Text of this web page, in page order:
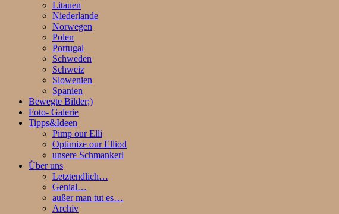
Litauen
Niederlande
Norwegen
Polen
Portugal
Schweden
Schweiz
Slowenien
Spanien
Bewegte Bilder;)
Foto- Galerie
Tipps&Ideen
Pimp our Elli
Optimize our Elliod
unsere Schmankerl
Über uns
Letztendlich…
Genial…
außer man tut es…
Archiv